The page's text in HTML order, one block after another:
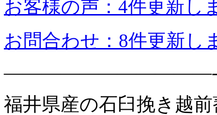
お客様の声：4件更新し
お問合わせ：8件更新し
福井県産の石臼挽き越